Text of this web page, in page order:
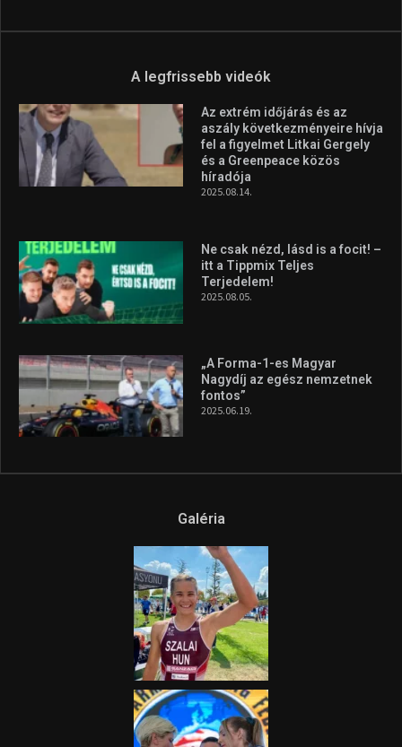
A legfrissebb videók
Az extrém időjárás és az
aszály következményeire hívja
fel a figyelmet Litkai Gergely
és a Greenpeace közös
híradója
2025.08.14.
Ne csak nézd, lásd is a focit! –
itt a Tippmix Teljes
Terjedelem!
2025.08.05.
„A Forma-1-es Magyar
Nagydíj az egész nemzetnek
fontos”
2025.06.19.
Galéria